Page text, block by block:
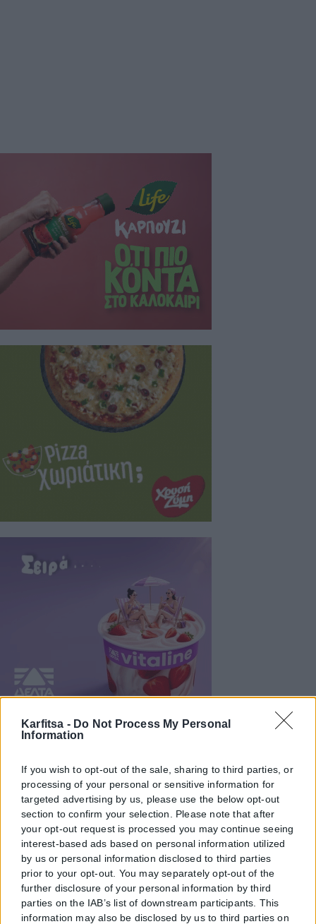
Karfitsa - Do Not Process My Personal
Information
If you wish to opt-out of the sale, sharing to third parties, or
processing of your personal or sensitive information for
targeted advertising by us, please use the below opt-out
section to confirm your selection. Please note that after
your opt-out request is processed you may continue seeing
interest-based ads based on personal information utilized
by us or personal information disclosed to third parties
prior to your opt-out. You may separately opt-out of the
further disclosure of your personal information by third
parties on the IAB’s list of downstream participants. This
information may also be disclosed by us to third parties on